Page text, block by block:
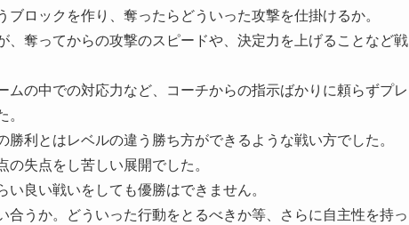
ロックを作り、奪ったらどういった攻撃を仕掛けるか。
奪ってからの攻撃のスピードや、決定力を上げることなど戦
の中での対応力など、コーチからの指示ばかりに頼らずプレ
利とはレベルの違う勝ち方ができるような戦い方でした。
失点をし苦しい展開でした。
良い戦いをしても優勝はできません。
うか。どういった行動をとるべきか等、さらに自主性を持っ